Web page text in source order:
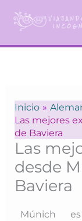
contenido
Inicio
Las mejores
de Baviera
Las
desde
Baviera
Múnich